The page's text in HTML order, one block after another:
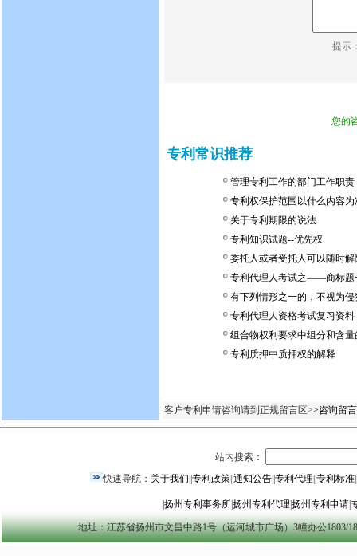
提示
您的
专利常识推荐
管理专利工作的部门工作职责
专利权保护范围以什么内容为
关于专利期限的说法
专利知识试题--优先权
委托人或者受托人可以随时
专利代理人考试之——商标题
有下列情形之一的，不视为侵
专利代理人资格考试复习资料
组合物权利要求中组分和含量
专利质押中质押权的解释
客户专利申请咨询请到正规留言区>>咨询留言
站内搜索：
快速导航： 关于我们 专利政策 通知公告 专利代理 专利标准
扬州专利事务所|扬州专利代理 扬州专利申请|
地址：江苏省扬州市文昌中路1号（运河城市广场）3幢办公1803/